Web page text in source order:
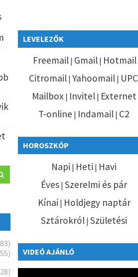
LEVELEZŐK
Freemail | Gmail | Hotmail
Citromail| Yahoomail| UPC
Mailbox | Invitel| Externet
T-online | Indamail | C2
HOROSZKÓP
Napi | Heti | Havi
Éves | Szerelmi és pár
Kínai | Holdjegy naptár
Sztárokról | Születési
VIDEÓ AJÁNLÓ